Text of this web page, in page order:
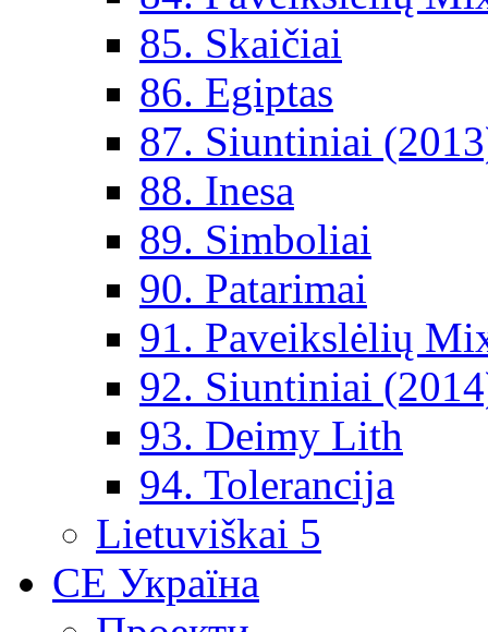
85. Skaičiai
86. Egiptas
87. Siuntiniai
88. Inesa
89. Simboliai
90. Patarimai
91. Paveikslėlių
92. Siuntiniai
93. Deimy Lith
94. Tolerancija
Lietuviškai 5
CE Україна